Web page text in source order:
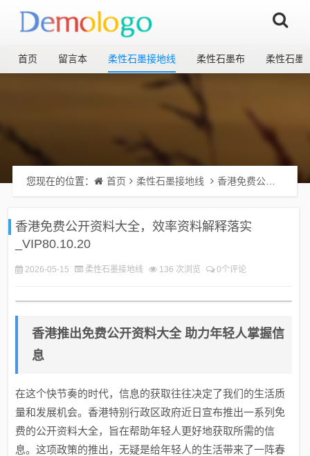
首页 留言本 柔性石墨接地线 柔性石墨布 柔性石墨
您现在的位置： 首页 柔性石墨接地线 香港免费公开资料大全，效率资料解释落实_VIP80.10.20
香港免费公开资料大全，效率资料解释落实
_VIP80.10.20
2026-05-15 柔性石墨接地线 136 次浏览 0个评论
香港推出免费公开资料大全 助力年轻人掌握信
息
在这个快节奏的时代，信息的获取往往决定了我们的生活质
量和发展机会。香港特别行政区政府近日宣布推出一系列免
费的公开资料大全，旨在帮助年轻人更好地获取所需的信
息。这项政策的推出，无疑是给年轻人的生活带来了一阵春